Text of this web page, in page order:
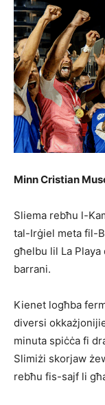
Minn Cristian
Sliema rebħu l-
tal-Irġiel meta fil-
għelbu lil La
barrani.
Kienet logħba
diversi
minuta spiċċa fi
Slimiżi skorjaw
rebħu fis-sajf li